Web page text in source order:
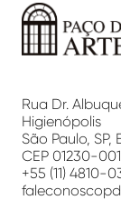
Artes
Rua Dr.
Higienópolis
São Paulo, SP,
CEP 01230-001
+55 (11) 4810-